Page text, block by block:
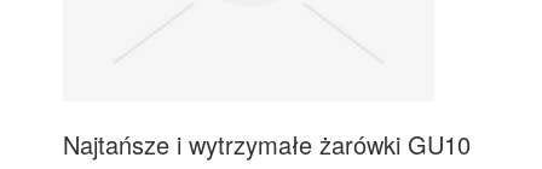
Najtańsze i wytrzymałe żarówki GU10